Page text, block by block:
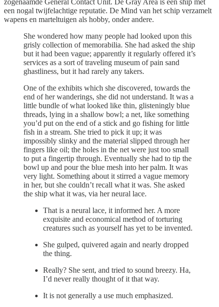
een nogal twijfelachtige reputatie. De Mind van het schip verzamelt
wapens en marteltuigen als hobby, onder andere.
She wondered how many people had looked upon this
grisly collection of memorabilia. She had asked the ship
but it had been vague; apparently it regularly offered it’s
services as a sort of traveling museum of pain sand
ghastliness, but it had rarely any takers.
One of the exhibits which she discovered, towards the
end of her wanderings, she did not understand. It was a
little bundle of what looked like thin, glisteningly blue
threads, lying in a shallow bowl; a net, like something
you’d put on the end of a stick and go fishing for little
fish in a stream. She tried to pick it up; it was
impossibly slinky and the material slipped through her
fingers like oil; the holes in the net were just too small
to put a fingertip through. Eventually she had to tip the
bowl up and pour the blue mesh into her palm. It was
very light. Something about it stirred a vague memory
in her, but she couldn’t recall what it was. She asked
the ship what it was, via her neural lace.
That is a neural lace, it informed her. A more
exquisite and economical method of torturing
creatures such as yourself has yet to be invented.
She gulped, quivered again and nearly dropped
the thing.
Really? She sent, and tried to sound breezy. Ha,
I’d never really thought of it that way.
It is not generally a use much emphasized.